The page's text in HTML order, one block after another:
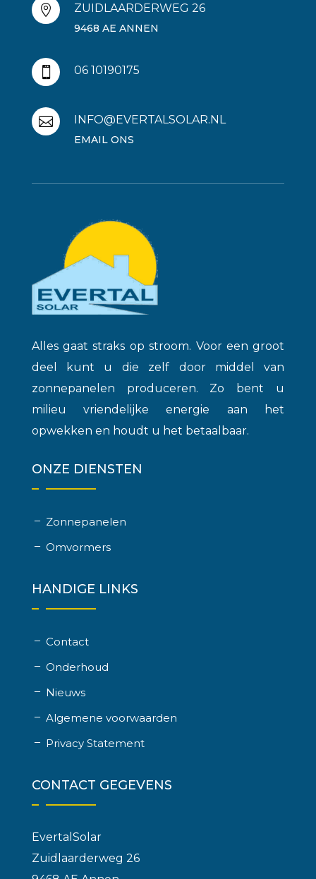
 ZUIDLAARDERWEG 26
9468 AE ANNEN
 06 10190175
 INFO@EVERTALSOLAR.NL
EMAIL ONS
Alles gaat straks op stroom. Voor een groot
deel kunt u die zelf door middel van
zonnepanelen produceren. Zo bent u
milieu vriendelijke energie aan het
opwekken en houdt u het betaalbaar.
ONZE DIENSTEN
Zonnepanelen
Omvormers
HANDIGE LINKS
Contact
Onderhoud
Nieuws
Algemene voorwaarden
Privacy Statement
CONTACT GEGEVENS
EvertalSolar
Zuidlaarderweg 26